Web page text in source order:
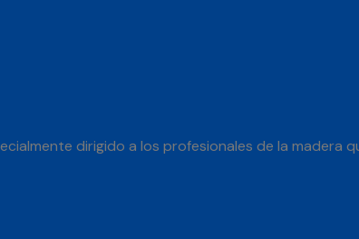
dirigido a los profesionales de la madera